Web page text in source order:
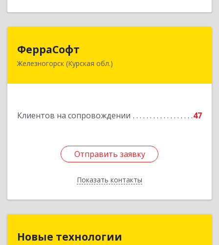
ФерраСофт
Железногорск (Курская обл.)
Клиентов на сопровождении 47
Отправить заявку
Показать контакты
307179, Курская обл, Железногорск г, Ленина ул,
Отправить заявку
Назад
Новые технологии